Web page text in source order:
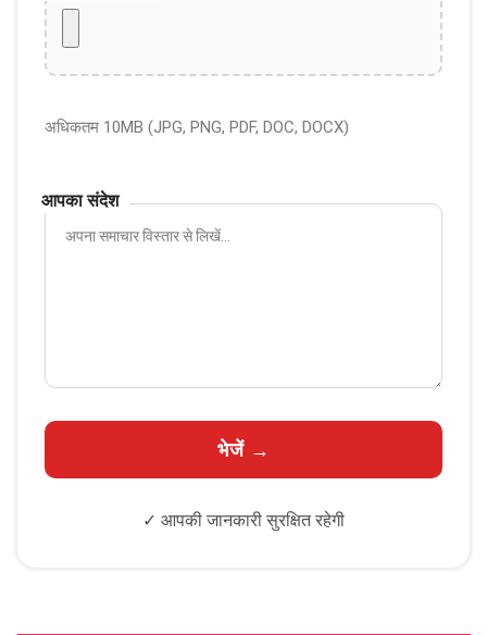
अधिकतम 10MB (JPG, PNG, PDF, DOC, DOCX)
आपका संदेश
✓ आपकी जानकारी सुरक्षित रहेगी